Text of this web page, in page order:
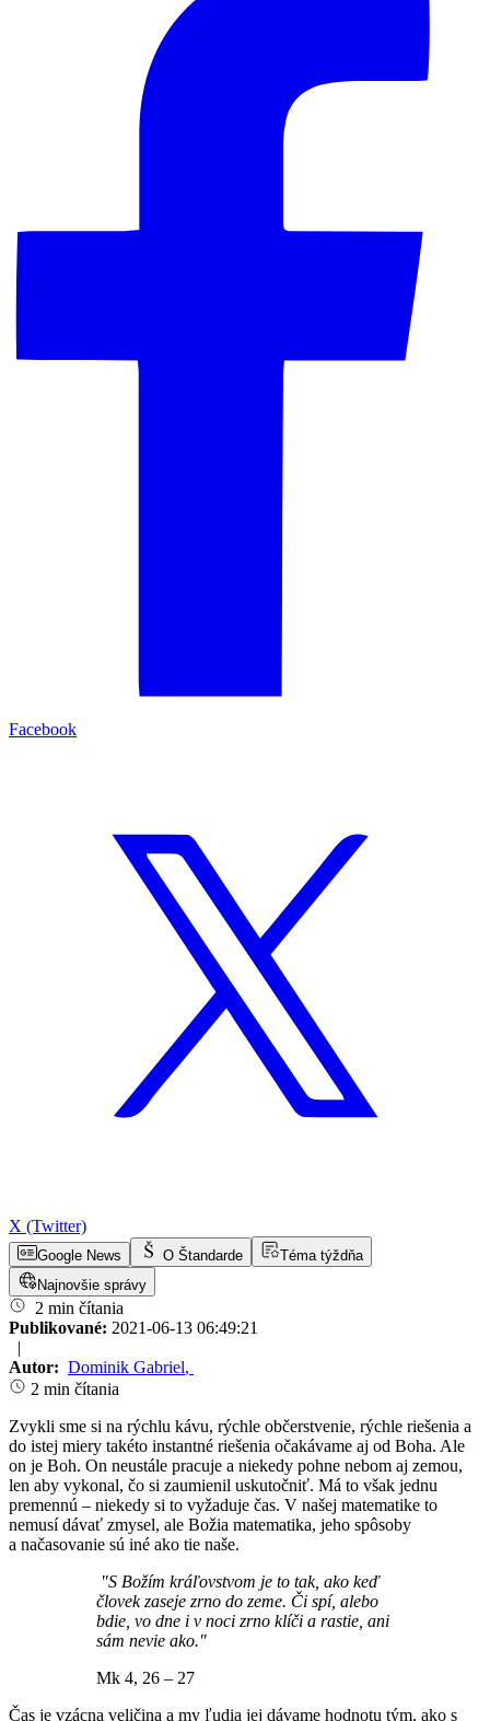
Facebook
X (Twitter)
Google News O Štandarde
Téma týždňa
Najnovšie správy
2 min čítania
Publikované: 2021-06-13 06:49:21
|
Autor: Dominik Gabriel,
2 min čítania
Zvykli sme si na rýchlu kávu, rýchle občerstvenie, rýchle riešenia a
do istej miery takéto instantné riešenia očakávame aj od Boha. Ale
on je Boh. On neustále pracuje a niekedy pohne nebom aj zemou,
len aby vykonal, čo si zaumienil uskutočniť. Má to však jednu
premennú – niekedy si to vyžaduje čas. V našej matematike to
nemusí dávať zmysel, ale Božia matematika, jeho spôsoby
a načasovanie sú iné ako tie naše.
"S Božím kráľovstvom je to tak, ako keď
človek zaseje zrno do zeme. Či spí, alebo
bdie, vo dne i v noci zrno klíči a rastie, ani
sám nevie ako."
Mk 4, 26 – 27
Čas je vzácna veličina a my ľudia jej dávame hodnotu tým, ako s